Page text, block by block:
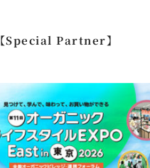
【Special Partner】